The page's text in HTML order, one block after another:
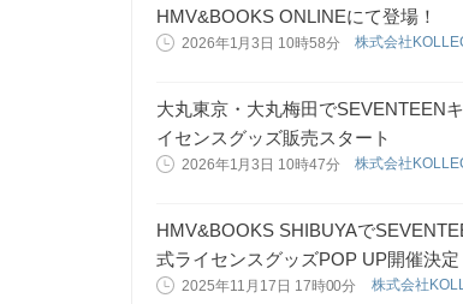
HMV&BOOKS ONLINEにて登場！
2026年1月3日 10時58分 株式会社
大丸東京・大丸梅田でSEVENTEEN
イセンスグッズ販売スタート
2026年1月3日 10時47分 株式会社
HMV&BOOKS SHIBUYAで
式ライセンスグッズPOP UP開催決定
2025年11月17日 17時00分 株式会社